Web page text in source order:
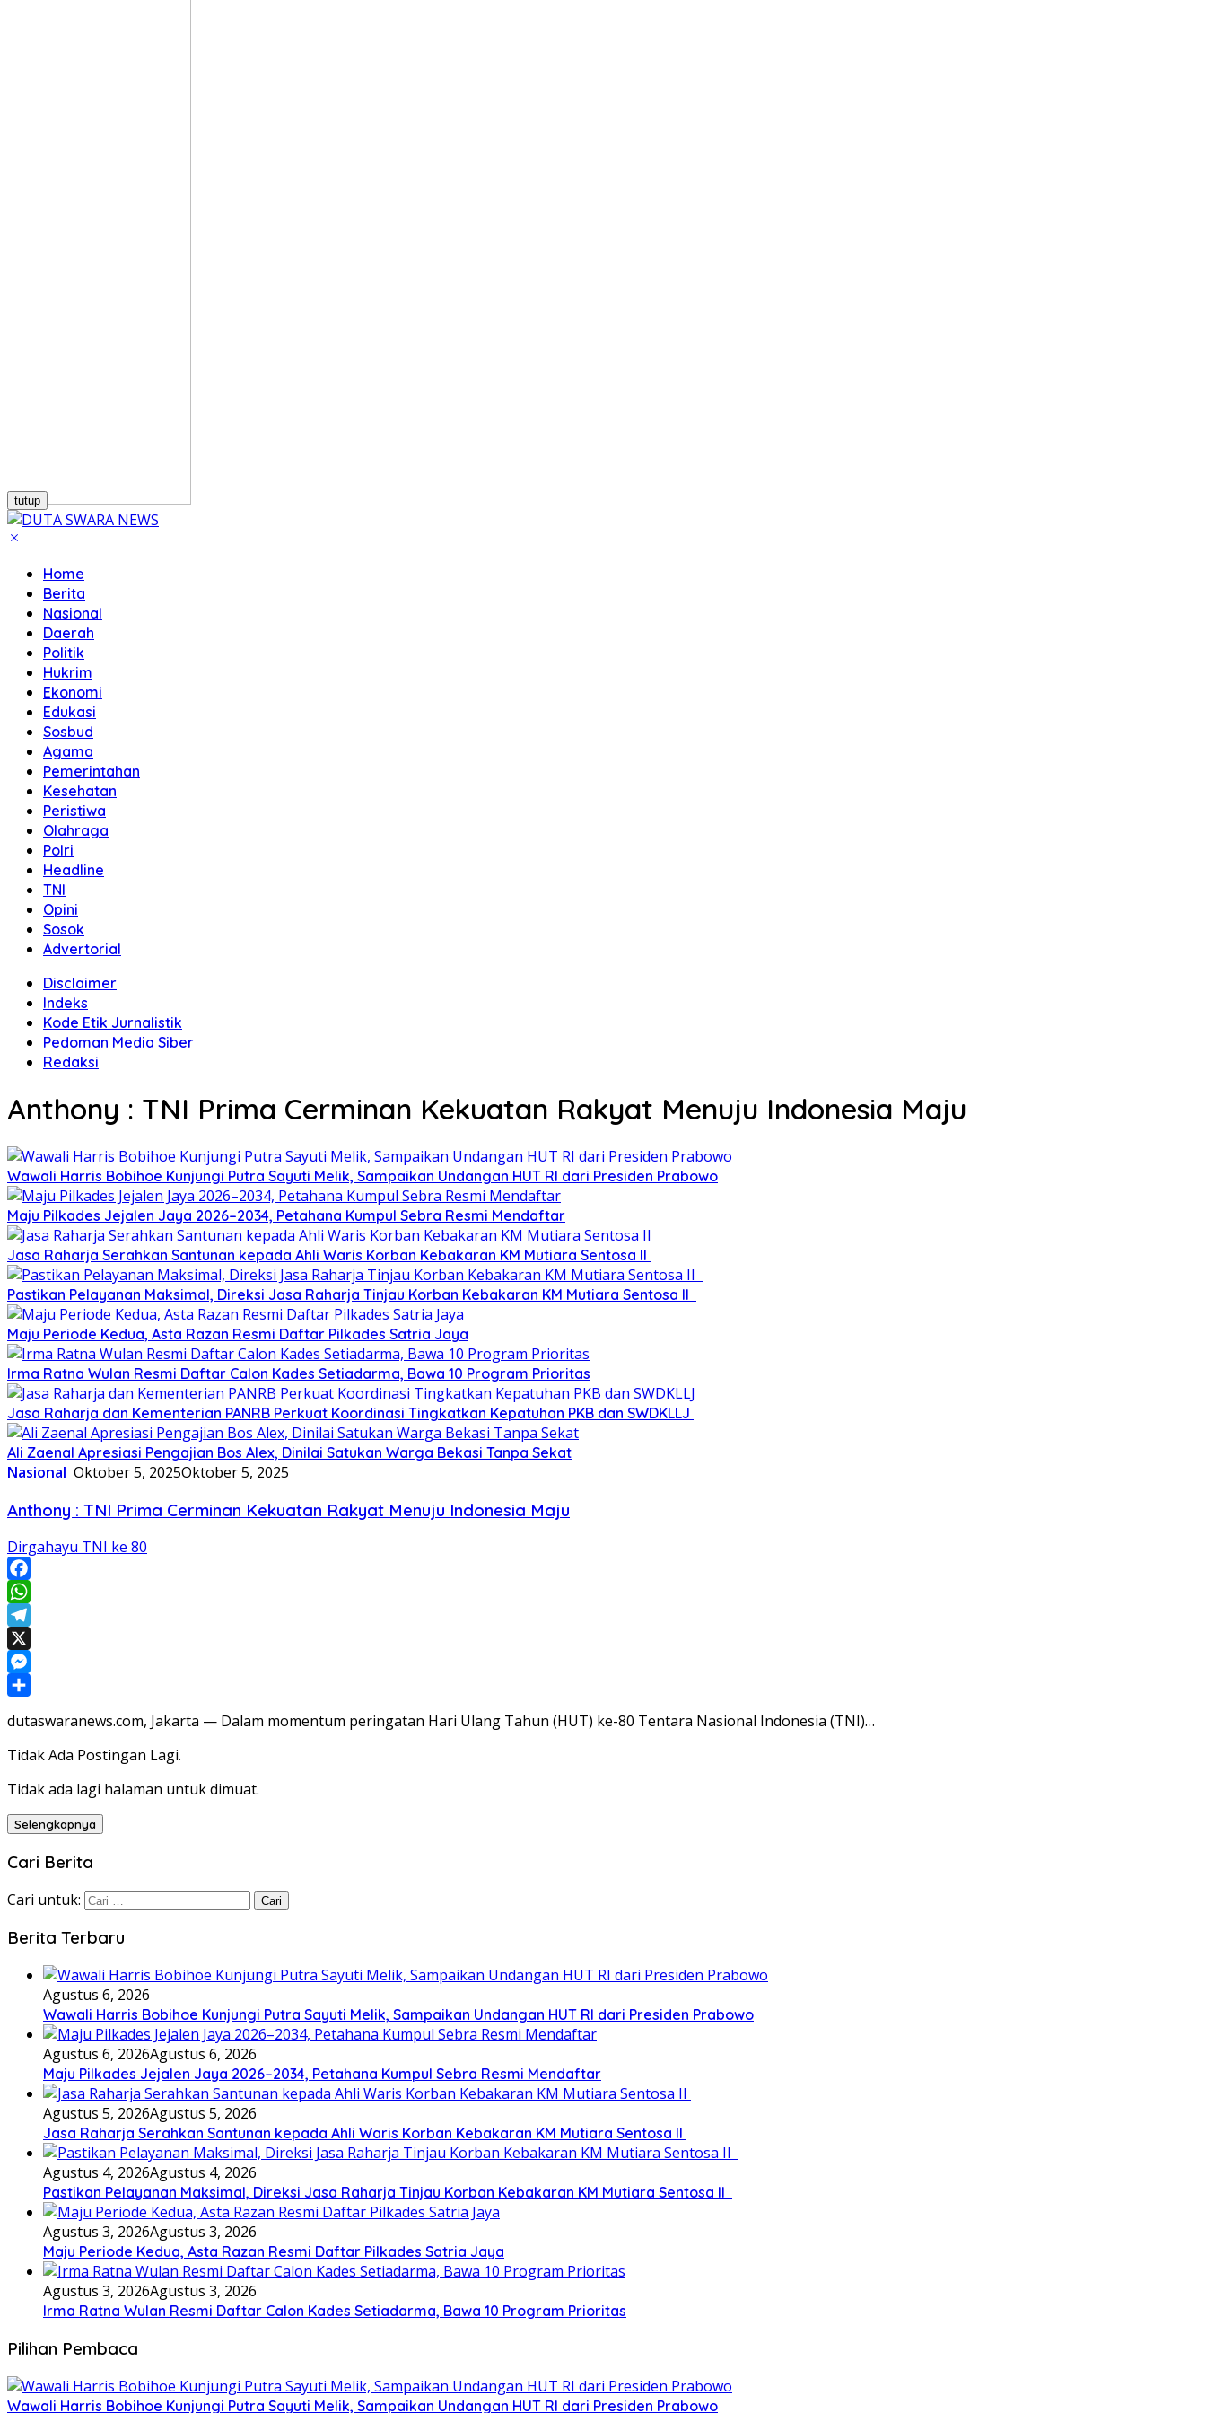
tutup
Home
Berita
Nasional
Daerah
Politik
Hukrim
Ekonomi
Edukasi
Sosbud
Agama
Pemerintahan
Kesehatan
Peristiwa
Olahraga
Polri
Headline
TNI
Opini
Sosok
Advertorial
Disclaimer
Indeks
Kode Etik Jurnalistik
Pedoman Media Siber
Redaksi
Anthony : TNI Prima Cerminan Kekuatan Rakyat Menuju Indonesia Maju
Wawali Harris Bobihoe Kunjungi Putra Sayuti Melik, Sampaikan Undangan HUT RI dari Presiden Prabowo
Maju Pilkades Jejalen Jaya 2026–2034, Petahana Kumpul Sebra Resmi Mendaftar
Jasa Raharja Serahkan Santunan kepada Ahli Waris Korban Kebakaran KM Mutiara Sentosa II
Pastikan Pelayanan Maksimal, Direksi Jasa Raharja Tinjau Korban Kebakaran KM Mutiara Sentosa II
Maju Periode Kedua, Asta Razan Resmi Daftar Pilkades Satria Jaya
Irma Ratna Wulan Resmi Daftar Calon Kades Setiadarma, Bawa 10 Program Prioritas
Jasa Raharja dan Kementerian PANRB Perkuat Koordinasi Tingkatkan Kepatuhan PKB dan SWDKLLJ
Ali Zaenal Apresiasi Pengajian Bos Alex, Dinilai Satukan Warga Bekasi Tanpa Sekat
Nasional Oktober 5, 2025Oktober 5, 2025
Anthony : TNI Prima Cerminan Kekuatan Rakyat Menuju Indonesia Maju
Dirgahayu TNI ke 80
Facebook
WhatsApp
Telegram
X
Messenger
dutaswaranews.com, Jakarta — Dalam momentum peringatan Hari Ulang Tahun (HUT) ke-80 Tentara Nasional Indonesia (TNI)…
Tidak Ada Postingan Lagi.
Tidak ada lagi halaman untuk dimuat.
Selengkapnya
Cari Berita
Cari untuk:
Berita Terbaru
Agustus 6, 2026
Wawali Harris Bobihoe Kunjungi Putra Sayuti Melik, Sampaikan Undangan HUT RI dari Presiden Prabowo
Agustus 6, 2026Agustus 6, 2026
Maju Pilkades Jejalen Jaya 2026–2034, Petahana Kumpul Sebra Resmi Mendaftar
Agustus 5, 2026Agustus 5, 2026
Jasa Raharja Serahkan Santunan kepada Ahli Waris Korban Kebakaran KM Mutiara Sentosa II
Agustus 4, 2026Agustus 4, 2026
Pastikan Pelayanan Maksimal, Direksi Jasa Raharja Tinjau Korban Kebakaran KM Mutiara Sentosa II
Agustus 3, 2026Agustus 3, 2026
Maju Periode Kedua, Asta Razan Resmi Daftar Pilkades Satria Jaya
Agustus 3, 2026Agustus 3, 2026
Irma Ratna Wulan Resmi Daftar Calon Kades Setiadarma, Bawa 10 Program Prioritas
Pilihan Pembaca
Wawali Harris Bobihoe Kunjungi Putra Sayuti Melik, Sampaikan Undangan HUT RI dari Presiden Prabowo